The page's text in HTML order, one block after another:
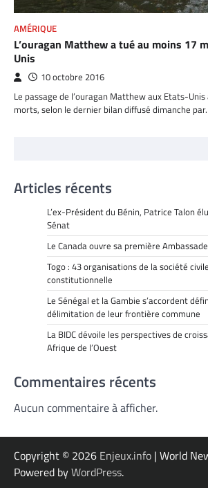
AMÉRIQUE
L’ouragan Matthew a tué au moins 17
Unis
10 octobre 2016
Le passage de l’ouragan Matthew aux Etats-
morts, selon le dernier bilan diffusé dimanche
Articles récents
L’ex-Président du Bénin, Patrice Talon
Sénat
Le Canada ouvre sa première
Togo : 43 organisations de la société
constitutionnelle
Le Sénégal et la Gambie s’accordent
délimitation de leur frontière commune
La BIDC dévoile les perspectives de
Afrique de l’Ouest
Commentaires récents
Aucun commentaire à afficher.
Copyright © 2026 Enjeux.info | World
Powered byWordPress.